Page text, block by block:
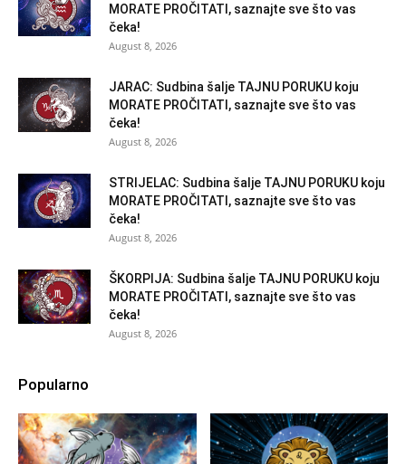
MORATE PROČITATI, saznajte sve što vas
čeka!
August 8, 2026
JARAC: Sudbina šalje TAJNU PORUKU koju
MORATE PROČITATI, saznajte sve što vas
čeka!
August 8, 2026
STRIJELAC: Sudbina šalje TAJNU PORUKU koju
MORATE PROČITATI, saznajte sve što vas
čeka!
August 8, 2026
ŠKORPIJA: Sudbina šalje TAJNU PORUKU koju
MORATE PROČITATI, saznajte sve što vas
čeka!
August 8, 2026
Popularno